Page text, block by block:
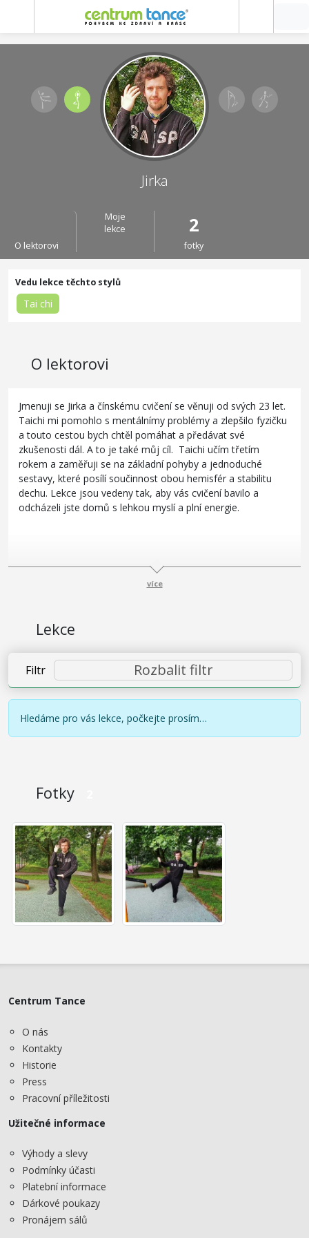
Jirka
O lektorovi
Moje
lekce
2
fotky
Tai chi
O lektorovi
Jmenuji se Jirka a čínskému cvičení se věnuji od svých 23 let.
Taichi mi pomohlo s mentálnímy problémy a zlepšilo fyzičku
a touto cestou bych chtěl pomáhat a předávat své
zkušenosti dál. A to je také můj cíl. Taichi učím třetím
rokem a zaměřuji se na základní pohyby a jednoduché
sestavy, které posílí součinnost obou hemisfér a stabilitu
dechu. Lekce jsou vedeny tak, aby vás cvičení bavilo a
odcházeli jste domů s lehkou myslí a plní energie.
více
Lekce
Filtr Rozbalit filtr
Hledáme pro vás lekce, počkejte prosím…
Fotky
Centrum Tance
O nás
Kontakty
Historie
Press
Pracovní příležitosti
Užitečné informace
Výhody a slevy
Podmínky účasti
Platební informace
Dárkové poukazy
Pronájem sálů